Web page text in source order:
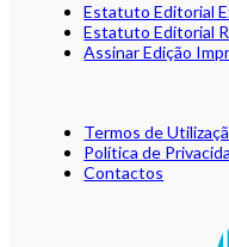
Estatuto Editorial
Estatuto Editorial
Assinar Edição
Termos de
Política de
Contactos